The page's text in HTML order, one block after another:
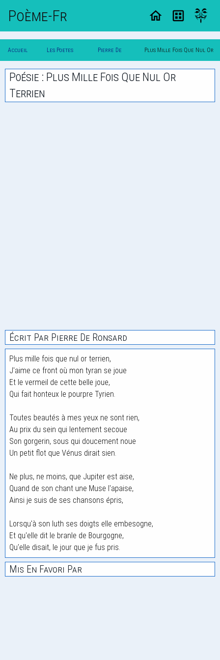
Poème-Fr
Accueil
Poesie
Les Poetes
Classique
Pierre De
Ronsard
Plus Mille Fois Que Nul Or
Terrien
Poésie : Plus Mille Fois Que Nul Or
Terrien
Écrit Par Pierre De Ronsard
Plus mille fois que nul or terrien,
J'aime ce front où mon tyran se joue
Et le vermeil de cette belle joue,
Qui fait honteux le pourpre Tyrien.
Toutes beautés à mes yeux ne sont rien,
Au prix du sein qui lentement secoue
Son gorgerin, sous qui doucement noue
Un petit flot que Vénus dirait sien.
Ne plus, ne moins, que Jupiter est aise,
Quand de son chant une Muse l'apaise,
Ainsi je suis de ses chansons épris,
Lorsqu'à son luth ses doigts elle embesogne,
Et qu'elle dit le branle de Bourgogne,
Qu'elle disait, le jour que je fus pris.
Mis En Favori Par